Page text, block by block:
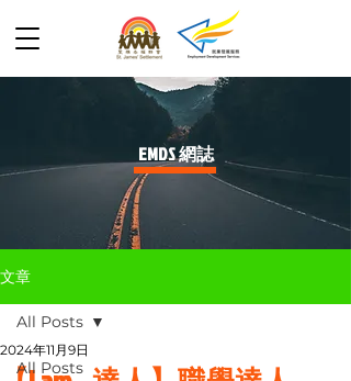
​EMDS 網誌
文章
All Posts
All Posts
2024年11月9日